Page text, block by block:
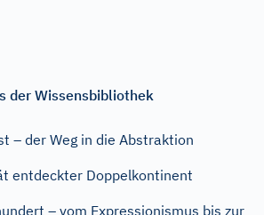
der Wissensbibliothek
– der Weg in die Abstraktion
entdeckter Doppelkontinent
– vom Expressionismus bis zur